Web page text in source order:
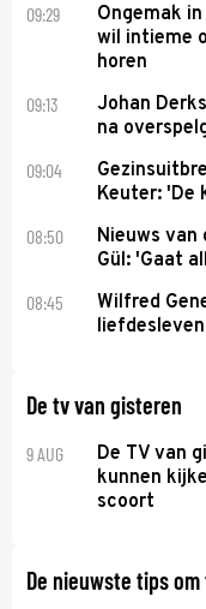
09:29
Ongemak
wil intieme
horen
09:13
Johan
na
09:04
Keuter: 'De
08:50
Nieuws van
Gül: 'Gaat
08:45
Wilfred
liefdesleven
De tv van gisteren
9 AUG
De TV van
kunnen
scoort
De nieuwste tips